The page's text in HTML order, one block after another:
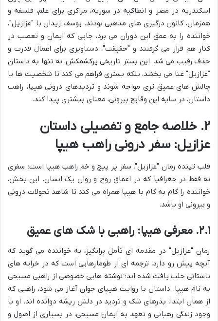
اسکندریه در مصر و انطاکیه در سوریه، مراکزی برای علم، فلسفه و
همزمان، کانون درگیری های مذهبی بودند. یوسف زیدان با "عزازیل"،
خواننده را به عمق این دوران می برد، جایی که ایمان و تعصب در
کنار هم قرار می گرفتند و "حقیقت"، دستاویزی برای اعمال قدرت و
حذف رقیب می شد. این بستر تاریخی پرکشمکش، نه تنها به داستان
"عزازیل" غنا می بخشد، بلکه بستری فراهم می کند تا شخصیت ها با
چالش های عمیق تری مواجه شوند و تردیدهای درونی هیپا، راهب
داستان، در سایه این وقایع بیرونی، معنای بیشتری پیدا کند.
۲. خلاصه جامع و تفصیلی داستان
عزازیل: سفر درونی راهب هیپا
قلب تپنده رمان "عزازیل"، سفر پر پیچ و خم راهب هیپا است؛ سفری
نه فقط در جغرافیا که در اعماق روح و روان یک انسان. این بخش،
خواننده را گام به گام با هیپا همراه می کند تا شاهد تحولات درونی
و بیرونی او باشد.
۲.۱. معرفی هیپا: راهبی با شک های عمیق
رمان "عزازیل" در مقدمه ای تأمل برانگیز، به خواننده می گوید که
آنچه پیش رو دارد، ترجمه ای از طومارهایی است که در خرابه های
باستانی حلب یافت شده اند؛ نوشته هایی خصوصی از راهبی مسیحی
به نام هیپا. داستان با روایت هیپای جوان آغاز می شود، راهبی که
از همان ابتدا، بذرهای شک و تردید در دلش ریشه دوانده اند. او با
وجود زندگی رهبانی و تعهد به ایمان مسیحی، در بسیاری از اصول و